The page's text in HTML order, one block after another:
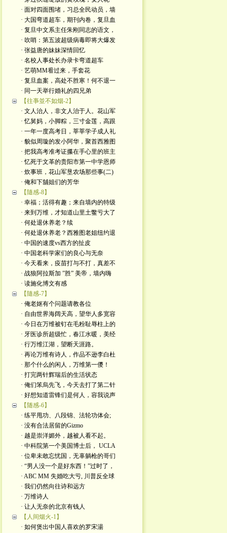
· 面对四面围堵，习总全民动员，墙
· 大国弯道超车，期刊内卷，复旦血
· 复旦中文系主任朱刚同志的语文，
· 吹哨：第五波超级病毒即将大爆发
· 张益唐的妹妹深情回忆
· 名校人事处长办录卡弯道超车
· 艺萌MM㸔过来，手套花
· 复旦血案，高处不胜寒！何不退一
· 同一天举行婚礼的四兄弟
【往亊並不如烟-2】
· 文人治人，非文人治于人。花山军
· 忆舅妈，小脚粽，三寸金莲，高跟
· 一年一度高考日，莘莘学子成人礼
· 貌似周璇的发小阿华，聚首西雅图
· 把我高考准考证攥在手心里的班主
· 忆死于文革的贵阳市第一中学恩师
· 炊事班，花山军垦农场那些事(二)
· 俺和下舖姐们的芳华
【隨感-8】
· 幸福；活得有趣；来自墙内的特级
· 来到万维，才知道山里土鳖亏大了
· 何处退休养老？续
· 何处退休养老？西雅图老姐纽约退
· 中国的速度vs西方的扯皮
· 中国老科学家们的良心与无奈
· 今天看来，疫苗打与不打，真差不
· 战狼阿拉斯加 ”胜” 美帝，墙内嗨
· 读施化博文有感
【隨感-7】
· 俺老妪有个问题请教各位
· 自由世界海阔天高，望华人多宽容
· 今日在万维被钉在毛粉耻辱柱上的
· 牙医诊所超级忙，春江水暖，美经
· 行万维江湖，望断天涯路。
· 再论万维有诗人，作品不逊李白杜
· 那个什么的闲人，万维第一儍！
· 打完两针辉瑞后的生活状态
· 俺们笨烏先飞，今天去打了第二针
· 好想知道雷锋们是何人，容我说声
【随感-6】
· 练平甩功、八段锦、法轮功体会;
· 没有合法居留的Gizmo
· 越是崇洋媚外，越被人看不起。
· 中科院第一个美国博士后， UCLA
· 位卑未敢忘忧国，无辜躺枪的哥们
· “男人没一个是好东西！”过时了，
· ABC MM 失婚吃大亏, 川普反全球
· 我们仍然向往诗和远方
· 万维诗人
· 让人无奈的北京有钱人
【人间烟火-1】
· 如何煲出中国人喜欢的罗宋湯